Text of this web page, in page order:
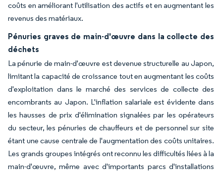
coûts en améliorant l'utilisation des actifs et en augmentant les
revenus des matériaux.
Pénuries graves de main-d'œuvre dans la collecte des
déchets
La pénurie de main-d'œuvre est devenue structurelle au Japon,
limitant la capacité de croissance tout en augmentant les coûts
d'exploitation dans le marché des services de collecte des
encombrants au Japon. L'inflation salariale est évidente dans
les hausses de prix d'élimination signalées par les opérateurs
du secteur, les pénuries de chauffeurs et de personnel sur site
étant une cause centrale de l'augmentation des coûts unitaires.
Les grands groupes intégrés ont reconnu les difficultés liées à la
main-d'œuvre, même avec d'importants parcs d'installations